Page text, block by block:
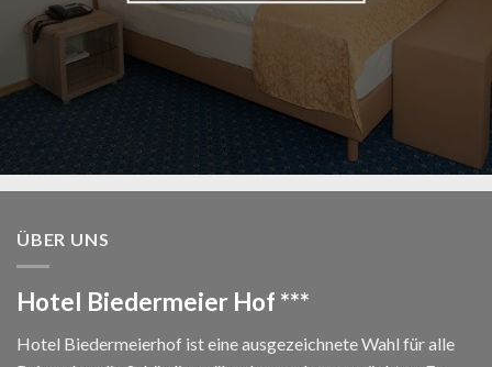
ÜBER UNS
Hotel Biedermeier Hof ***
Hotel Biedermeierhof ist eine ausgezeichnete Wahl für alle